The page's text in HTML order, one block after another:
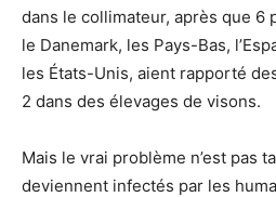
dans le collimateur, après que 6
le Danemark, les Pays-Bas,
les États-Unis, aient rapporté
2 dans des élevages de visons.
Mais le vrai problème n’est pas
deviennent infectés par les